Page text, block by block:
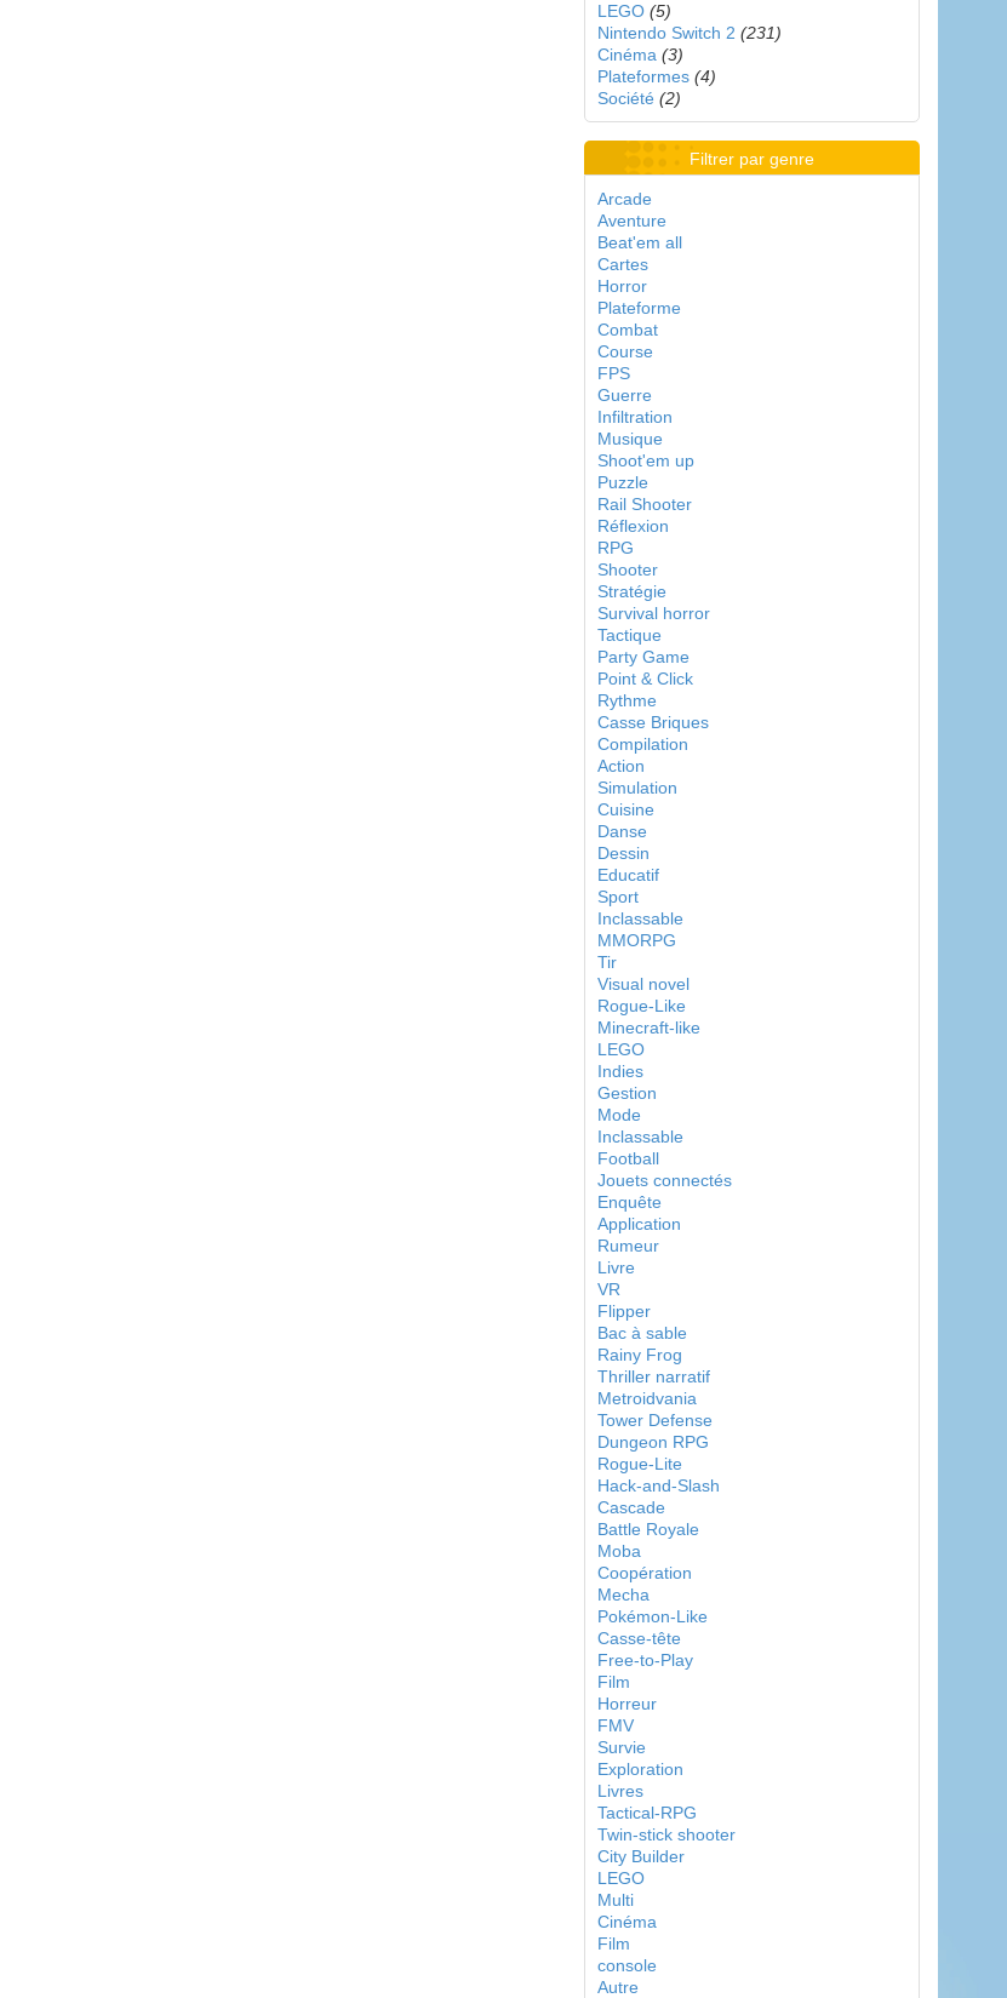
LEGO (5)
Nintendo Switch 2 (231)
Cinéma (3)
Plateformes (4)
Société (2)
Filtrer par genre
Arcade
Aventure
Beat'em all
Cartes
Horror
Plateforme
Combat
Course
FPS
Guerre
Infiltration
Musique
Shoot'em up
Puzzle
Rail Shooter
Réflexion
RPG
Shooter
Stratégie
Survival horror
Tactique
Party Game
Point & Click
Rythme
Casse Briques
Compilation
Action
Simulation
Cuisine
Danse
Dessin
Educatif
Sport
Inclassable
MMORPG
Tir
Visual novel
Rogue-Like
Minecraft-like
LEGO
Indies
Gestion
Mode
Inclassable
Football
Jouets connectés
Enquête
Application
Rumeur
Livre
VR
Flipper
Bac à sable
Rainy Frog
Thriller narratif
Metroidvania
Tower Defense
Dungeon RPG
Rogue-Lite
Hack-and-Slash
Cascade
Battle Royale
Moba
Coopération
Mecha
Pokémon-Like
Casse-tête
Free-to-Play
Film
Horreur
FMV
Survie
Exploration
Livres
Tactical-RPG
Twin-stick shooter
City Builder
LEGO
Multi
Cinéma
Film
console
Autre